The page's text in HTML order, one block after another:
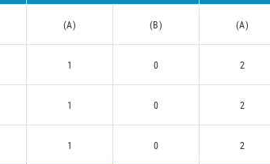
(A) (B) (A)
1 0 2
1 0 2
1 0 2